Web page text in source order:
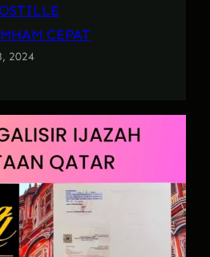
CEPAT
2024